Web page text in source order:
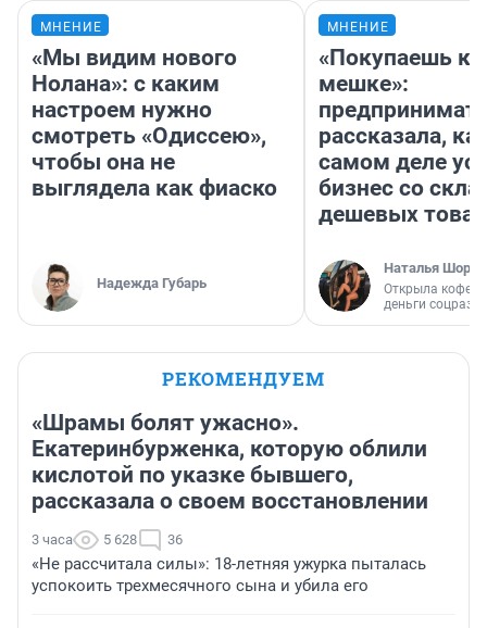
МНЕНИЕ
«Мы видим нового
Нолана»: с каким
настроем нужно
смотреть «Одиссею»,
чтобы она не
выглядела как фиаско
Надежда Губарь
МНЕНИЕ
«Покупаешь
мешке»:
рассказала,
самом деле
бизнес со
дешевых
Наталья
Открыла
деньги
РЕКОМЕНДУЕМ
«Шрамы болят ужасно».
Екатеринбурженка, которую облили
кислотой по указке бывшего,
рассказала о своем восстановлении
3 часа 5 628 36
«Не рассчитала силы»: 18-летняя ужурка пыталась
успокоить трехмесячного сына и убила его